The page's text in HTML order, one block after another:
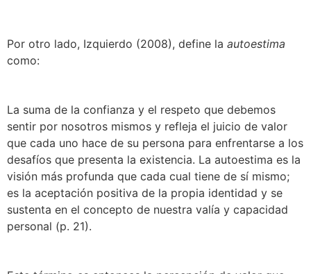
Por otro lado, Izquierdo (2008), define la autoestima
como:
La suma de la confianza y el respeto que debemos
sentir por nosotros mismos y refleja el juicio de valor
que cada uno hace de su persona para enfrentarse a los
desafíos que presenta la existencia. La autoestima es la
visión más profunda que cada cual tiene de sí mismo;
es la aceptación positiva de la propia identidad y se
sustenta en el concepto de nuestra valía y capacidad
personal (p. 21).